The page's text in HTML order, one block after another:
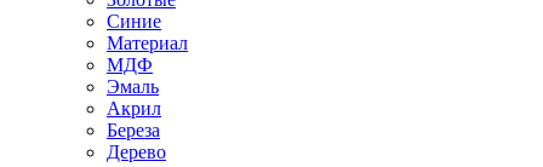
Синие
Материал
МДФ
Эмаль
Акрил
Береза
Дерево